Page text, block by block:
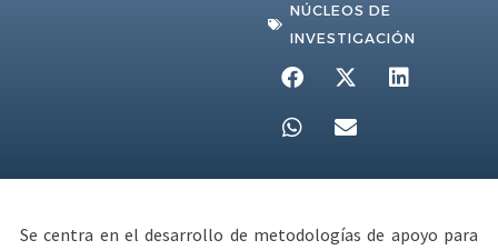
NÚCLEOS DE
INVESTIGACIÓN
Se centra en el desarrollo de metodologías de apoyo para